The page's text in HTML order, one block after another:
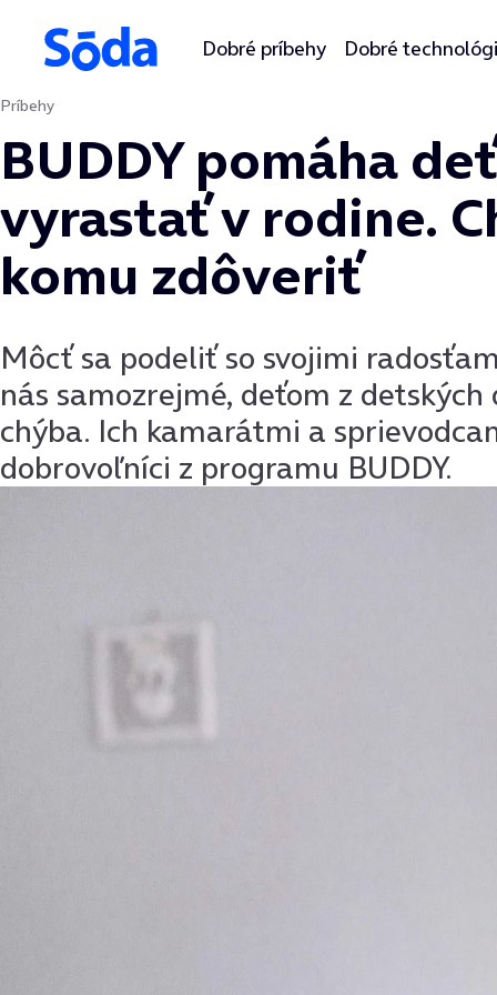
Preskočiť na obsah
Dobré príbehy Dobré
Príbehy
BUDDY pomáha
vyrastať v rodine.
komu zdôveriť
Môcť sa podeliť so svojimi
nás samozrejmé, deťom z
chýba. Ich kamarátmi a
dobrovoľníci z programu BUDDY.